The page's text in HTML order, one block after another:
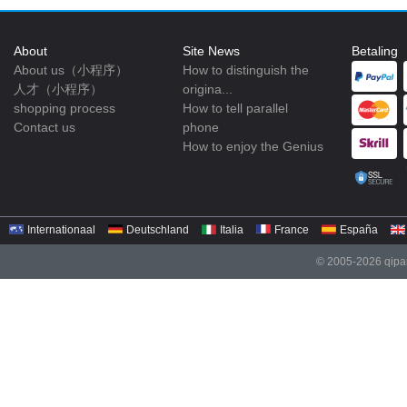
About
About us（小程序）
人才（小程序）
shopping process
Contact us
Site News
How to distinguish the
origina...
How to tell parallel
phone
How to enjoy the Genius
Betaling
Internationaal Deutschland Italia France España
© 2005-2026